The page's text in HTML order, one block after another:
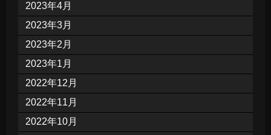
2023年4月
2023年3月
2023年2月
2023年1月
2022年12月
2022年11月
2022年10月